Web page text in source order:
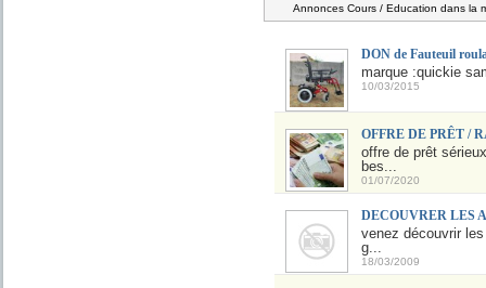
Annonces Cours / Education dans la
DON de Fauteuil
marque :quickie
10/03/2015
OFFRE DE PRÊT /
offre de prêt
bes...
01/07/2020
DECOUVRER LES
venez découvrir
g...
18/03/2009